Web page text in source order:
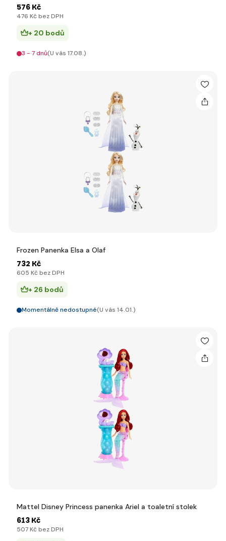
576 Kč
476 Kč bez DPH
+ 20 bodů
3 - 7 dnů(U vás 17.08.)
Frozen Panenka Elsa a Olaf
732 Kč
605 Kč bez DPH
+ 26 bodů
Momentálně nedostupné(U vás 14.01.)
Mattel Disney Princess panenka Ariel a toaletní stolek
613 Kč
507 Kč bez DPH